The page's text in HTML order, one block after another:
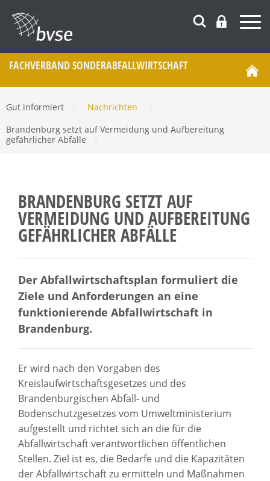
FACHVERBAND SONDERABFALL­WIRTSCHAFT
Gut informiert Nachrichten
Brandenburg setzt auf Vermeidung und Aufbereitung
gefährlicher Abfälle
BRANDENBURG SETZT AUF
VERMEIDUNG UND AUFBEREITUNG
GEFÄHRLICHER ABFÄLLE
Der Abfallwirtschaftsplan formuliert die
Ziele und Anforderungen an eine
funktionierende Abfallwirtschaft in
Brandenburg.
Er wird nach den Vorgaben des
Kreislaufwirtschaftsgesetzes und des
Brandenburgischen Abfall- und
Bodenschutzgesetzes vom Umweltministerium
aufgestellt und richtet sich an die für die
Abfallwirtschaft verantwortlichen öffentlichen
Stellen. Ziel ist es, die Bedarfe und die Kapazitäten
der Abfallwirtschaft zu ermitteln und Maßnahmen